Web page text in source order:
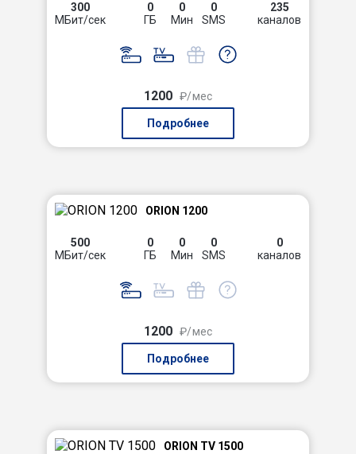
300
МБит/сек
0
ГБ
0
Мин
0
SMS
235
каналов
1200 ₽/мес
Подробнее
ORION 1200
500
МБит/сек
0
ГБ
0
Мин
0
SMS
0
каналов
1200 ₽/мес
Подробнее
ORION TV 1500